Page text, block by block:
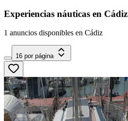
Experiencias náuticas en Cádiz
1 anuncios disponibles en Cádiz
16 por página